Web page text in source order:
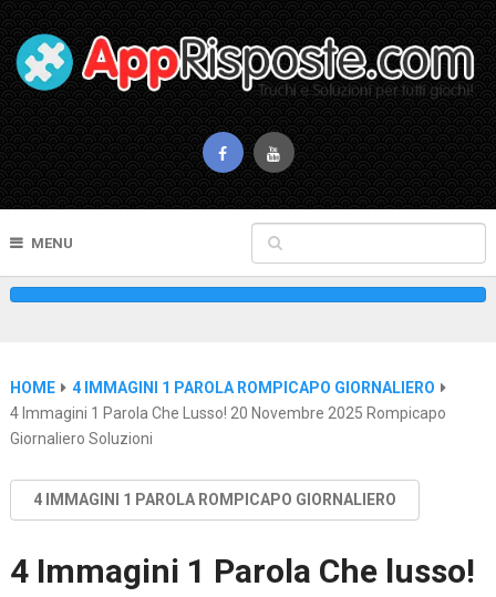
MENU
HOME
4 IMMAGINI 1 PAROLA ROMPICAPO GIORNALIERO
4 Immagini 1 Parola Che Lusso! 20 Novembre 2025 Rompicapo
Giornaliero Soluzioni
4 IMMAGINI 1 PAROLA ROMPICAPO GIORNALIERO
4 Immagini 1 Parola Che lusso!